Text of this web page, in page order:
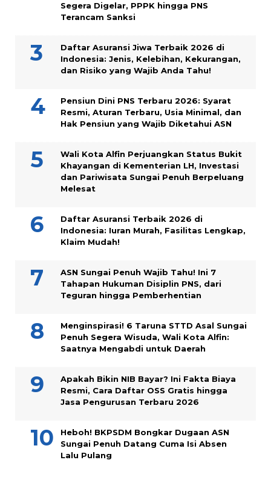
Segera Digelar, PPPK hingga PNS
Terancam Sanksi
Daftar Asuransi Jiwa Terbaik 2026 di
Indonesia: Jenis, Kelebihan, Kekurangan,
dan Risiko yang Wajib Anda Tahu!
Pensiun Dini PNS Terbaru 2026: Syarat
Resmi, Aturan Terbaru, Usia Minimal, dan
Hak Pensiun yang Wajib Diketahui ASN
Wali Kota Alfin Perjuangkan Status Bukit
Khayangan di Kementerian LH, Investasi
dan Pariwisata Sungai Penuh Berpeluang
Melesat
Daftar Asuransi Terbaik 2026 di
Indonesia: Iuran Murah, Fasilitas Lengkap,
Klaim Mudah!
ASN Sungai Penuh Wajib Tahu! Ini 7
Tahapan Hukuman Disiplin PNS, dari
Teguran hingga Pemberhentian
Menginspirasi! 6 Taruna STTD Asal Sungai
Penuh Segera Wisuda, Wali Kota Alfin:
Saatnya Mengabdi untuk Daerah
Apakah Bikin NIB Bayar? Ini Fakta Biaya
Resmi, Cara Daftar OSS Gratis hingga
Jasa Pengurusan Terbaru 2026
Heboh! BKPSDM Bongkar Dugaan ASN
Sungai Penuh Datang Cuma Isi Absen
Lalu Pulang